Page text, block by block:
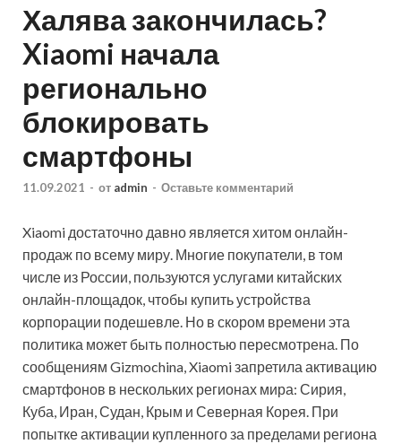
Халява закончилась?
Xiaomi начала
регионально
блокировать
смартфоны
11.09.2021 - от admin - Оставьте комментарий
Xiaomi достаточно давно является хитом онлайн-
продаж по всему миру. Многие покупатели, в том
числе из России, пользуются услугами китайских
онлайн-площадок, чтобы купить устройства
корпорации подешевле. Но в скором времени эта
политика может быть полностью пересмотрена. По
сообщениям Gizmochina, Xiaomi запретила активацию
смартфонов в нескольких регионах мира: Сирия,
Куба, Иран, Судан, Крым и Северная Корея. При
попытке активации купленного за пределами региона